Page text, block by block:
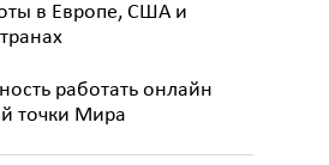
в Европе, США и
работать онлайн
точки Мира